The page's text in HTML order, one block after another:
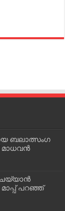
ബലാത്സംഗ
മാധവന്‍
പറഞ്ഞ്